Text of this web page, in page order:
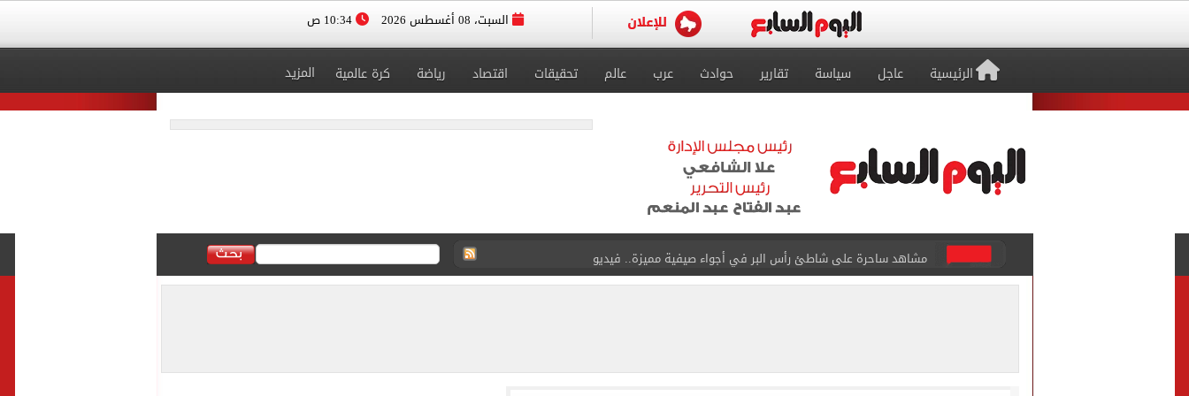
السبت، 08 أغسطس 2026
الرئيسية عاجل سياسة تقارير حوادث عرب عالم تحقيقات اقتصاد رياضة كرة عالمية المزيد
مشاهد ساحرة على شاطئ رأس البر في أجواء صيفية مميزة.. فيديو
الكشف عن قصر محمد صلاح الفاخر فى طرابزون.. صور
برشلونة يطرح تذاكر مواجهة الأهلي على كأس خوان جامبر